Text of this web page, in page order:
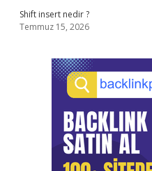
Shift insert nedir ?
Temmuz 15, 2026